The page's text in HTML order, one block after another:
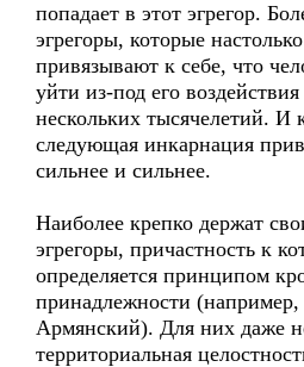
попадает в этот эгрегор.
эгрегоры, которые
привязывают к себе, что
уйти из-под его
нескольких тысячелетий. И
следующая инкарнация
сильнее и сильнее.
Наиболее крепко держат
эгрегоры, причастность к
определяется принципом
принадлежности
Армянский). Для них даже
территориальная